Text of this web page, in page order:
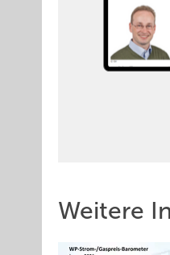
Weitere